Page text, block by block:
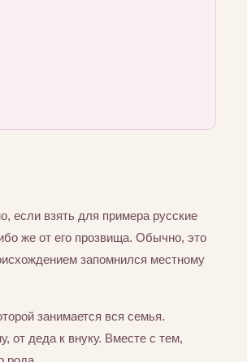
если взять для примера русские
же от его прозвища. Обычно, это
запомнился местному
занимается вся семья.
от деда к внуку. Вместе с тем,